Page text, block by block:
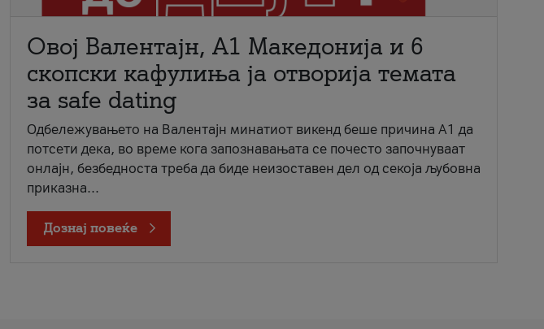
Овој Валентајн, A1 Македонија и 6
скопски кафулиња ја отворија темата
за safe dating
Одбележувањето на Валентајн минатиот викенд беше причина А1 да
потсети дека, во време кога запознавањата се почесто започнуваат
онлајн, безбедноста треба да биде неизоставен дел од секоја љубовна
приказна...
Дознај повеќе